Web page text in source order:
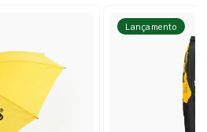
Lançamento